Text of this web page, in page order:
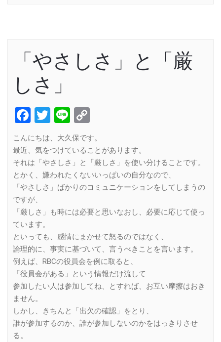
「やさしさ」と「厳
しさ」
Facebook
Twitter
Line
Link
こんにちは、大久保です。
最近、気をつけていることがあります。
それは「やさしさ」と「厳しさ」を使い分けることです。
とかく、嫌われたくないいっぱいの自分なので、
「やさしさ」ばかりのコミュニケーションをしてしまうの
ですが、
「厳しさ」も時には必要と思いなおし、必要に応じて使っ
ています。
といっても、感情にまかせて怒るのではなく、
論理的に、事実に基づいて、言うべきことを言います。
例えば、RBCの役員会を例に取ると、
「役員会がある」という情報だけ流して
参加したい人は参加してね、とすれば、お互い摩擦はおき
ません。
しかし、きちんと「出欠の確認」をとり、
誰が参加するのか、誰が参加しないのかをはっきりさせ
る。